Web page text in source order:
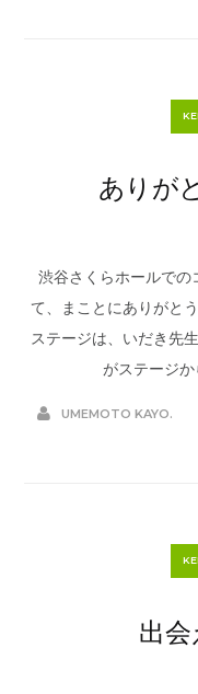
ありが
渋谷さくらホールでの
て、まことにありがと
ステージは、いだき先
がステージ
UMEMOTO KAYO.
出